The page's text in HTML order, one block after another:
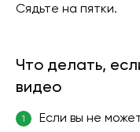
Сядьте на пятки.
Что делать,
видео
1
Если вы не